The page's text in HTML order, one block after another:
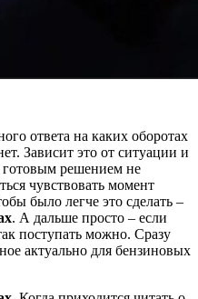
ответа на каких оборотах
Зависит это от ситуации и
готовым решением не
чувствовать момент
было легче это сделать –
. А дальше просто – если
поступать можно. Сразу
актуально для бензиновых